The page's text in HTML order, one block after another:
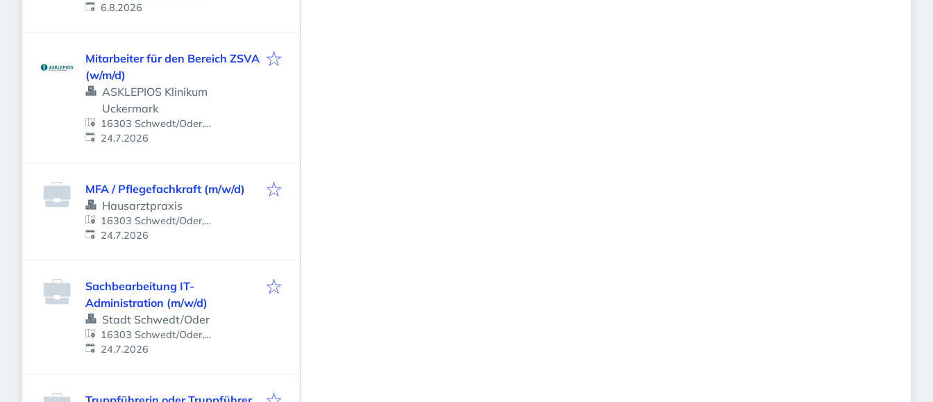
Deutschland
Veröffentlicht
6.8.2026
Mitarbeiter für den Bereich ZSVA
(w/m/d)
ASKLEPIOS Klinikum
Uckermark
16303 Schwedt/Oder,
Deutschland
Veröffentlicht:
24.7.2026
MFA / Pflegefachkraft (m/w/d)
Hausarztpraxis
16303 Schwedt/Oder,
Deutschland
Veröffentlicht:
24.7.2026
Sachbearbeitung IT-
Administration (m/w/d)
Stadt Schwedt/Oder
16303 Schwedt/Oder,
Deutschland
Veröffentlicht:
24.7.2026